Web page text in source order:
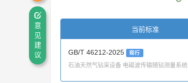
当前标准
GB/T 46212-2025 现行
石油天然气钻采设备 电磁波传输随钻测量系统
意
见
建
议